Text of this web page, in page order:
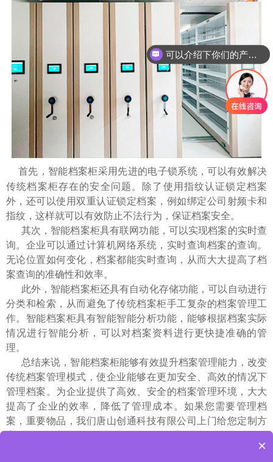
首先，智能档案柜采用先进的电子锁系统，可以有效解决
传统档案柜存在的安全问题。除了使用指纹认证锁定档案
外，还可以使用双重认证锁定档案，例如绑定公司射频卡和
指纹，这样就可以有效防止不法行为，保证档案安全。
其次，智能档案柜具有联网功能，可以实现档案的实时查
询。企业可以通过计算机网络系统，实时查询档案的查询。
无论位置如何变化，档案都能实时查询，从而大大提高了档
案查询的准确性和效率。
此外，智能档案柜还具有自动化存储功能，可以自动进行
分类和检索，从而避免了传统档案柜手工复杂的档案管理工
作。智能档案柜具有智能智能分析功能，能够根据档案实际
情况进行智能分析，可以对档案资料进行更快捷准确的管
理。
总结来说，智能档案柜能够有效提升档案管理能力，改变
传统档案管理模式，使企业能够在更加安全、高效的情况下
管理档案。为企业提供了高效、安全的档案管理环境，大大
提高了企业的效率，降低了管理成本。如果您需要管理档
案，重要物品，我们唐山创通科技有限公司上门给您定制方
可以介绍下你们的产品么
×